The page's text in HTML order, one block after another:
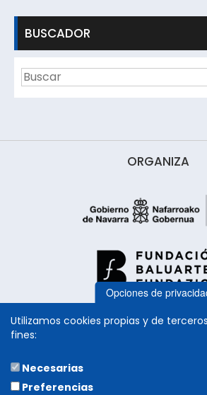
BUSCADOR
ORGANIZA
Opciones de
Utilizamos cookies propias y de
fines:
Necesarias
Preferencias